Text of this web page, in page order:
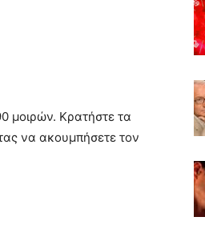
μοιρών. Κρατήστε τα
να ακουμπήσετε τον